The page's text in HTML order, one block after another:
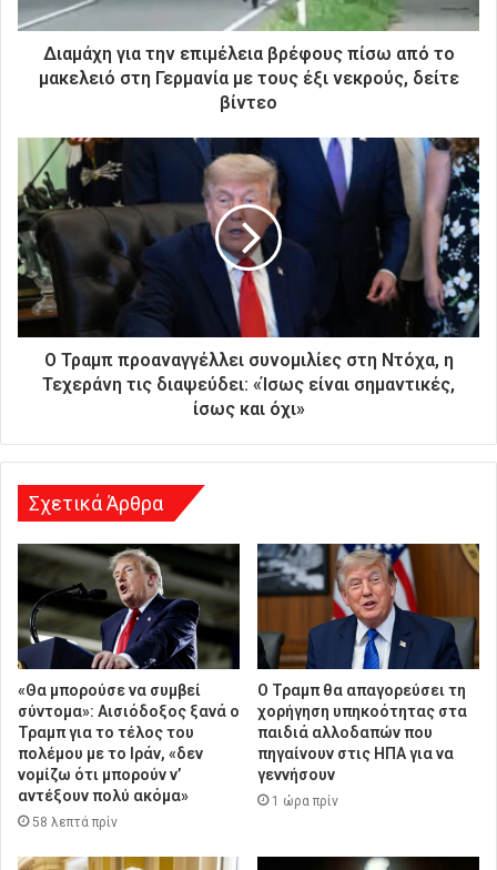
τ
σ
α
ς
δ
ε
η
Διαμάχη για την επιμέλεια βρέφους πίσω από το
μακελειό στη Γερμανία με τους έξι νεκρούς, δείτε
βίντεο
Ο Τραμπ προαναγγέλλει συνομιλίες στη Ντόχα, η
Τεχεράνη τις διαψεύδει: «Ίσως είναι σημαντικές,
ίσως και όχι»
Σχετικά Άρθρα
«Θα μπορούσε να συμβεί
σύντομα»: Αισιόδοξος ξανά ο
Τραμπ για το τέλος του
πολέμου με το Ιράν, «δεν
νομίζω ότι μπορούν ν’
αντέξουν πολύ ακόμα»
58 λεπτά πρίν
Ο Τραμπ θα απαγορεύσει τη
χορήγηση υπηκοότητας στα
παιδιά αλλοδαπών που
πηγαίνουν στις ΗΠΑ για να
γεννήσουν
1 ώρα πρίν